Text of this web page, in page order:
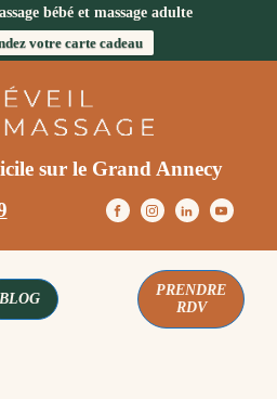
bébé et massage adulte
votre carte cadeau
sur le Grand Annecy
BLOG
PRENDRE
RDV